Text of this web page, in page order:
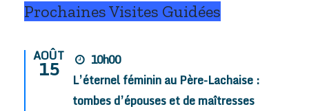
Prochaines Visites Guidées
AOÛT
15
10h00
L’éternel féminin au Père-Lachaise :
tombes d’épouses et de maîtresses